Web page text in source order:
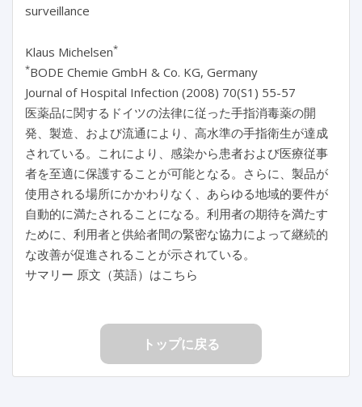
surveillance
Klaus Michelsen*
*BODE Chemie GmbH & Co. KG, Germany
Journal of Hospital Infection (2008) 70(S1) 55-57
医薬品に関するドイツの法律に従った手指消毒薬の開
発、製造、および流通により、高水準の手指衛生が達成
されている。これにより、感染から患者および医療従事
者を至適に保護することが可能となる。さらに、製品が
使用される場所にかかわりなく、あらゆる地域的要件が
自動的に満たされることになる。利用者の期待を満たす
ために、利用者と供給者間の緊密な協力によって継続的
な改善が促進されることが示されている。
サマリー 原文（英語）はこちら
トップに戻る